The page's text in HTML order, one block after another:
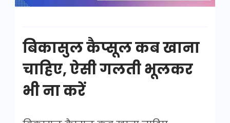
बिकासुल कैप्सूल कब खाना
चाहिए, ऐसी गलती भूलकर
भी ना करें